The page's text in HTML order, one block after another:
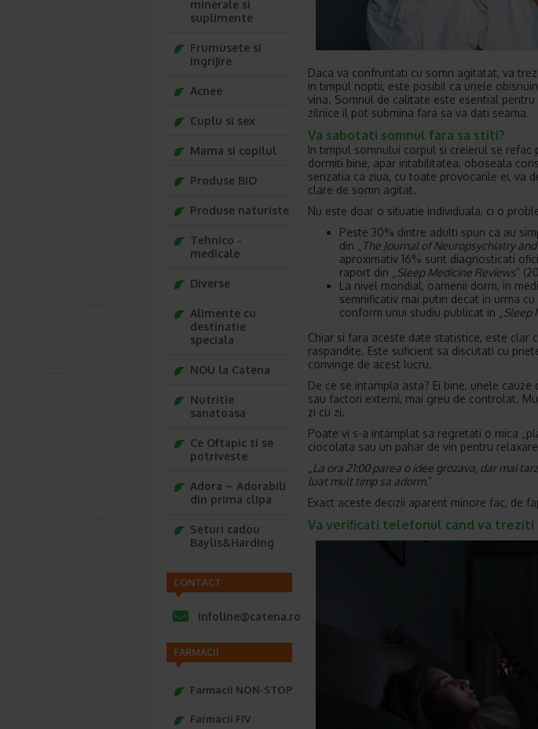
Daca va confruntati cu somn agitatat, va
in timpul noptii, este posibil ca unele
vina. Somnul de calitate este esential
zilnice il pot submina fara sa va dati seama.
Va sabotati somnul fara sa stiti?
In timpul somnului corpul si creierul se
dormiti bine, apar iritabilitatea, oboseala
senzatia ca ziua, cu toate provocarile ei, va
clare de somn agitat.
Nu este doar o situatie individuala, ci o
Peste 30% dintre adulti spun ca au
din „
The Journal of Neuropsychiatry
aproximativ 16% sunt diagnosticati
raport din „
Sleep Medicine Reviews”
La nivel mondial, oamenii dorm, in
semnificativ mai putin decat in urma
conform unui studiu publicat in „
Sleep
Chiar si fara aceste date statistice, este clar
raspandite. Este suficient sa discutati cu
convinge de acest lucru.
De ce se intampla asta? Ei bine, unele
sau factori externi, mai greu de controlat.
zi cu zi.
Poate vi s-a intamplat sa regretati o mica
ciocolata sau un pahar de vin pentru
La ora 21:00 parea o idee grozava, dar mai
luat mult timp sa adorm.”
Exact aceste decizii aparent minore fac, de
Va verificati telefonul cand va treziti
minerale si
suplimente
Frumusete si
ingrijire
Acnee
Cuplu si sex
Mama si copilul
Produse BIO
Produse naturiste
Tehnico -
medicale
Diverse
Alimente cu
destinatie
speciala
NOU la Catena
Nutritie
sanatoasa
Ce Oftapic ti se
potriveste
Adora – Adorabili
din prima clipa
Seturi cadou
Baylis&Harding
CONTACT
infoline@catena.ro
FARMACII
Farmacii NON-STOP
Farmacii FIV